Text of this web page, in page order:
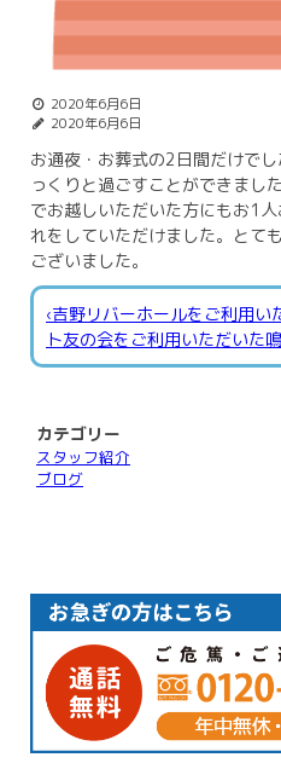
2020年6月6日
2020年6月6日
お通夜・お葬式の2日間だけで
っくりと過ごすことができまし
でお越しいただいた方にもお1
れをしていただけました。とて
ございました。
‹吉野リバーホールをご利用い
ト友の会をご利用いただいた
カテゴリー
スタッフ紹介
ブログ